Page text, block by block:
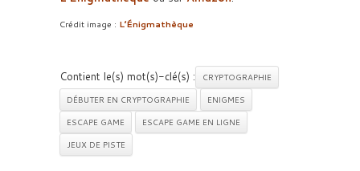
Crédit image : L’Énigmathèque
Contient le(s) mot(s)-clé(s) :
CRYPTOGRAPHIE
DÉBUTER EN CRYPTOGRAPHIE
ENIGMES
ESCAPE GAME
ESCAPE GAME EN LIGNE
JEUX DE PISTE